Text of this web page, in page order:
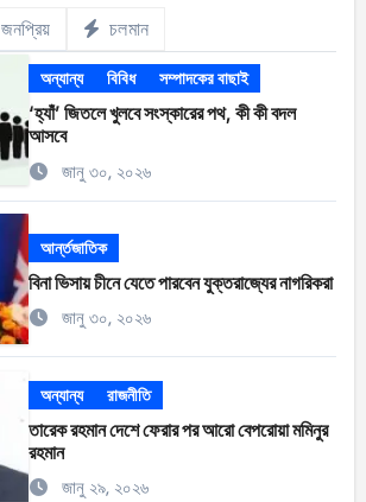
জনপ্রিয় চলমান
অন্যান্য বিবিধ সম্পাদকের বাছাই
‘হ্যাঁ’ জিতলে খুলবে সংস্কারের পথ, কী কী বদল
আসবে
জানু ৩০, ২০২৬
আর্ন্তজাতিক
বিনা ভিসায় চীনে যেতে পারবেন যুক্তরাজ্যের নাগরিকরা
জানু ৩০, ২০২৬
অন্যান্য রাজনীতি
তারেক রহমান দেশে ফেরার পর আরো বেপরোয়া মমিনুর
রহমান
জানু ২৯, ২০২৬